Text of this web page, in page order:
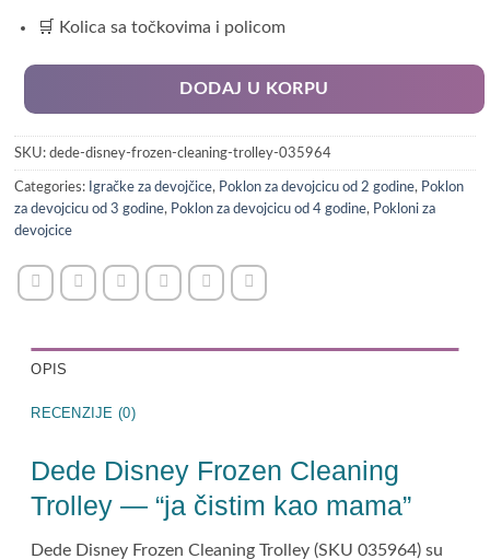
🛒 Kolica sa točkovima i policom
DODAJ U KORPU
SKU:dede-disney-frozen-cleaning-trolley-035964
Categories: Igračke za devojčice, Poklon za devojcicu od 2 godine, Poklon
za devojcicu od 3 godine, Poklon za devojcicu od 4 godine, Pokloni za
devojcice
OPIS
RECENZIJE (0)
Dede Disney Frozen Cleaning
Trolley — “ja čistim kao mama”
Dede Disney Frozen Cleaning Trolley (SKU 035964) su